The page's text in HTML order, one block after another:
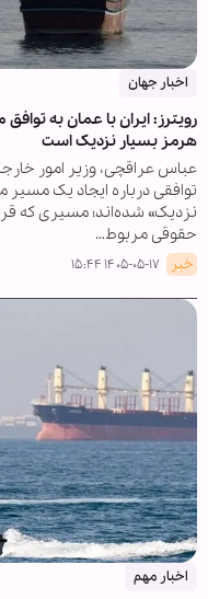
اخبار جهان
رویترز: ایران با عمان به
هرمز بسیار نزدیک است
عباس عراقچی، وزیر امور
توافقی درباره ایجاد یک
نزدیک» شده‌اند؛ مسیری که
حقوقی مربوط…
خبر ۱۴۰۵-۰۵-۱۷ ۱۵:۴۴
اخبار مهم